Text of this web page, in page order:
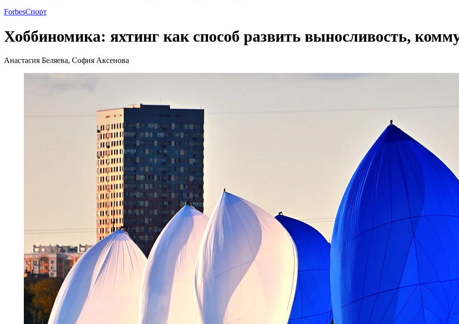
ForbesСпорт
Хоббиномика: яхтинг как способ развить выносливость,
Анастасия Беляева, София Аксенова